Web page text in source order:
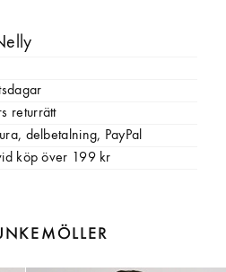
returrätt
delbetalning, PayPal
köp över 199 kr